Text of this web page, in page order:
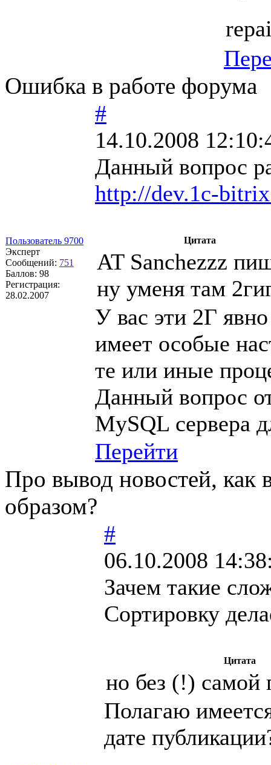
Ошибка в работе форума
Пользователь 9700
Эксперт
Сообщений: 751
Баллов: 98
Регистрация:
28.02.2007
#
14.10.2008
Данный вопрос
http://dev.1c-
Цитата
AT Sanchezzz
ну уменя там
У вас эти 2Г
имеет особые
те или иные
Данный вопрос
MySQL сервера
Перейти
Про вывод новостей, как
образом?
#
06.10.2008
Зачем такие
Сортировку
Цитата
но без (!) самой
Полагаю
дате